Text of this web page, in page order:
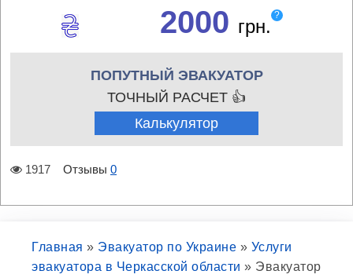
2000 грн.
?
ПОПУТНЫЙ ЭВАКУАТОР
ТОЧНЫЙ РАСЧЕТ 👍
Калькулятор
1917 Отзывы 0
Главная » Эвакуатор по Украине » Услуги
эвакуатора в Черкасской области » Эвакуатор